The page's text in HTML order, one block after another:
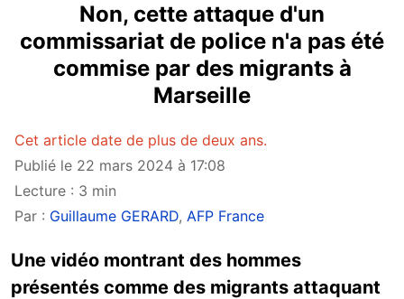
Non, cette attaque d'un
commissariat de police n'a pas été
commise par des migrants à
Marseille
Cet article date de plus de deux ans.
Publié le 22 mars 2024 à 17:08
Lecture : 3 min
Par : Guillaume GERARD, AFP France
Une vidéo montrant des hommes
présentés comme des migrants attaquant